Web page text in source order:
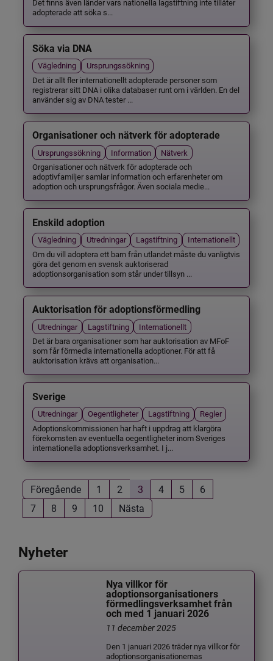
Det finns även länder vars nationella lagstiftning inte tillåter
adopterade att söka s...
Söka via DNA
Vägledning
Ursprungssökning
Det är allt fler internationellt adopterade personer som
registrerar sitt DNA i olika databaser runt om i världen. En del
använder sig av DNA tester ...
Organisationer och nätverk för adopterade
Ursprungssökning Information
Nätverk
Organisationer och nätverk för adopterade och
adoptivfamiljer samlar information och erfarenheter om
adoption och ursprungsfrågor. Även sociala medie...
Enskild adoption
Vägledning Utredningar Lagstiftning
Internationellt
Om du vill adoptera ett barn från utlandet måste du vanligtvis
göra det genom en svensk auktoriserad
adoptionsorganisation som står under tillsyn ...
Auktorisation för adoptionsförmedling
Utredningar Lagstiftning
Internationellt
Det är bara organisationer som har auktorisation av MFoF
som får förmedla internationella adoptioner. För att få
auktorisation krävs att organisation...
Sverige
Utredningar Oegentligheter Lagstiftning
Regler
Adoptionskommissionen har haft i uppdrag att klargöra
förekomsten av eventuella oegentligheter inom Sveriges
internationella adoptionsverksamhet. I j...
Föregående 1 2 3 4 5
6
7
8 9 10 Nästa
Nyheter
Nya villkor för
adoptionsorganisationers
förmedlingsverksamhet från
och med 1 januari 2026
11 december 2025
Den 1 januari 2026 träder nya villkor för
adoptionsorganisationernas